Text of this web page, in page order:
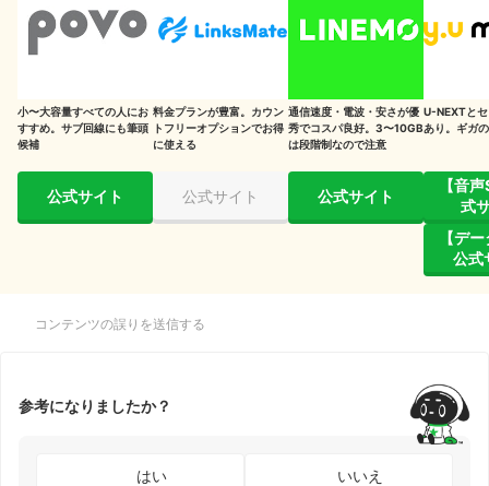
小〜大容量すべての人にお
すすめ。サブ回線にも筆頭
候補
公式サイト
料金プランが豊富。カウン
トフリーオプションでお得
に使える
公式サイト
通信速度・電波・安さが優
秀でコスパ良好。3〜10GB
は段階制なので注意
公式サイト
U-NEXTと
あり。ギガ
【音
式
【デ
公式
コンテンツの誤りを送信する
参考になりましたか？
はい いいえ